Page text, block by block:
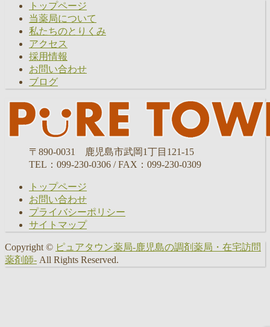
トップページ
当薬局について
私たちのとりくみ
アクセス
採用情報
お問い合わせ
ブログ
〒890-0031 鹿児島市武岡1丁目121-15
TEL：099-230-0306 / FAX：099-230-0309
トップページ
お問い合わせ
プライバシーポリシー
サイトマップ
Copyright © ピュアタウン薬局-鹿児島の調剤薬局・在宅訪問
薬剤師- All Rights Reserved.